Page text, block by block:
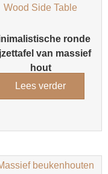
ronde
van massief
hout
Lees verder